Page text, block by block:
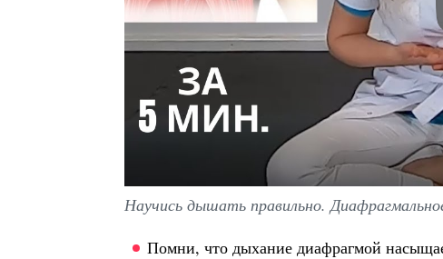
Научись дышать правильно.
Помни, что дыхание диафрагмой